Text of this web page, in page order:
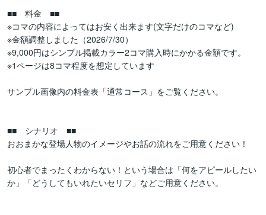
■■　料金　■■
※コマの内容によってはお安く出来ます(文字だけのコマなど)
※金額調整しました（2026/7/30）
※9,000円はシンプル掲載カラー2コマ購入時にかかる金額です。
※1ページは8コマ程度を想定しています
サンプル画像内の料金表「通常コース」をご覧ください。
■■　シナリオ　■■
おおまかな登場人物のイメージやお話の流れをご用意ください！
初心者でまったくわからない！という場合は「何をアピールしたい
か」「どうしてもいれたいセリフ」などご用意ください。